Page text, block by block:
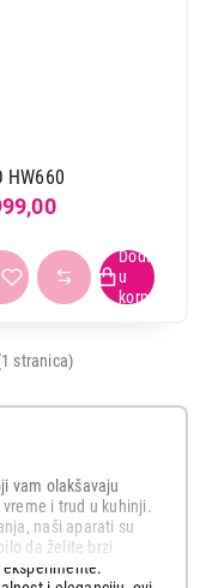
1
HW660
stranica)
vam olakšavaju
i trud u kuhinji.
naši aparati su
da želite brzi